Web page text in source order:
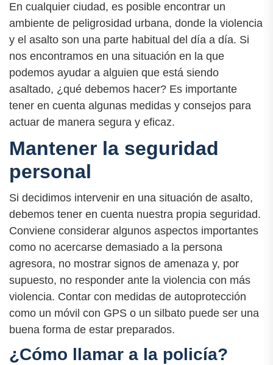
En cualquier ciudad, es posible encontrar un
ambiente de peligrosidad urbana, donde la violencia
y el asalto son una parte habitual del día a día. Si
nos encontramos en una situación en la que
podemos ayudar a alguien que está siendo
asaltado, ¿qué debemos hacer? Es importante
tener en cuenta algunas medidas y consejos para
actuar de manera segura y eficaz.
Mantener la seguridad
personal
Si decidimos intervenir en una situación de asalto,
debemos tener en cuenta nuestra propia seguridad.
Conviene considerar algunos aspectos importantes
como no acercarse demasiado a la persona
agresora, no mostrar signos de amenaza y, por
supuesto, no responder ante la violencia con más
violencia. Contar con medidas de autoprotección
como un móvil con GPS o un silbato puede ser una
buena forma de estar preparados.
¿Cómo llamar a la policía?